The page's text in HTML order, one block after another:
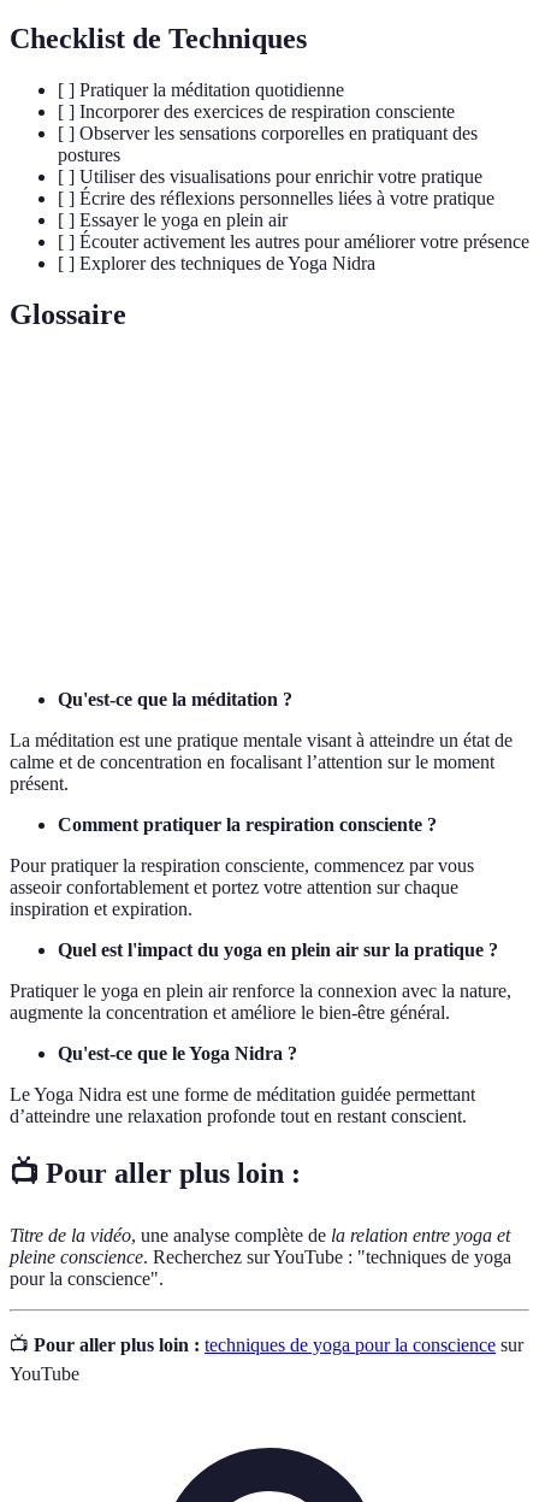
Checklist de Techniques
[ ] Pratiquer la méditation quotidienne
[ ] Incorporer des exercices de respiration consciente
[ ] Observer les sensations corporelles en pratiquant des
postures
[ ] Utiliser des visualisations pour enrichir votre pratique
[ ] Écrire des réflexions personnelles liées à votre pratique
[ ] Essayer le yoga en plein air
[ ] Écouter activement les autres pour améliorer votre présence
[ ] Explorer des techniques de Yoga Nidra
Glossaire
Qu'est-ce que la méditation ?
La méditation est une pratique mentale visant à atteindre un état de
calme et de concentration en focalisant l’attention sur le moment
présent.
Comment pratiquer la respiration consciente ?
Pour pratiquer la respiration consciente, commencez par vous
asseoir confortablement et portez votre attention sur chaque
inspiration et expiration.
Quel est l'impact du yoga en plein air sur la pratique ?
Pratiquer le yoga en plein air renforce la connexion avec la nature,
augmente la concentration et améliore le bien-être général.
Qu'est-ce que le Yoga Nidra ?
Le Yoga Nidra est une forme de méditation guidée permettant
d’atteindre une relaxation profonde tout en restant conscient.
📺 Pour aller plus loin :
Titre de la vidéo, une analyse complète de la relation entre yoga et
pleine conscience. Recherchez sur YouTube : "techniques de yoga
pour la conscience".
📺 Pour aller plus loin : techniques de yoga pour la conscience sur
YouTube